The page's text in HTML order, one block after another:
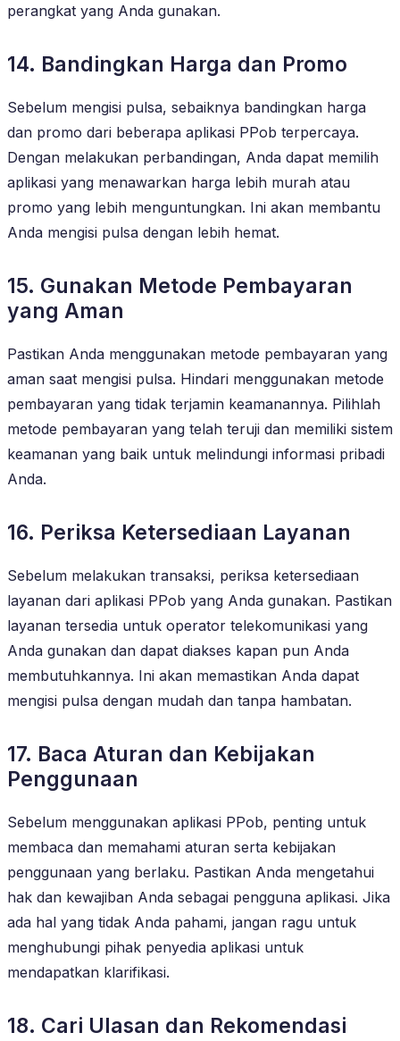
perangkat yang Anda gunakan.
14. Bandingkan Harga dan Promo
Sebelum mengisi pulsa, sebaiknya bandingkan harga
dan promo dari beberapa aplikasi PPob terpercaya.
Dengan melakukan perbandingan, Anda dapat memilih
aplikasi yang menawarkan harga lebih murah atau
promo yang lebih menguntungkan. Ini akan membantu
Anda mengisi pulsa dengan lebih hemat.
15. Gunakan Metode Pembayaran
yang Aman
Pastikan Anda menggunakan metode pembayaran yang
aman saat mengisi pulsa. Hindari menggunakan metode
pembayaran yang tidak terjamin keamanannya. Pilihlah
metode pembayaran yang telah teruji dan memiliki sistem
keamanan yang baik untuk melindungi informasi pribadi
Anda.
16. Periksa Ketersediaan Layanan
Sebelum melakukan transaksi, periksa ketersediaan
layanan dari aplikasi PPob yang Anda gunakan. Pastikan
layanan tersedia untuk operator telekomunikasi yang
Anda gunakan dan dapat diakses kapan pun Anda
membutuhkannya. Ini akan memastikan Anda dapat
mengisi pulsa dengan mudah dan tanpa hambatan.
17. Baca Aturan dan Kebijakan
Penggunaan
Sebelum menggunakan aplikasi PPob, penting untuk
membaca dan memahami aturan serta kebijakan
penggunaan yang berlaku. Pastikan Anda mengetahui
hak dan kewajiban Anda sebagai pengguna aplikasi. Jika
ada hal yang tidak Anda pahami, jangan ragu untuk
menghubungi pihak penyedia aplikasi untuk
mendapatkan klarifikasi.
18. Cari Ulasan dan Rekomendasi